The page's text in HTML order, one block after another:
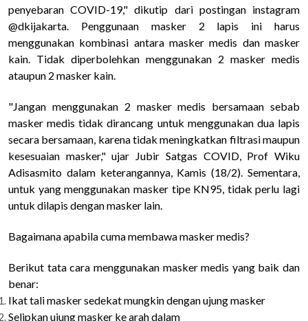
penyebaran COVID-19," dikutip dari postingan instagram
@dkijakarta. Penggunaan masker 2 lapis ini harus
menggunakan kombinasi antara masker medis dan masker
kain. Tidak diperbolehkan menggunakan 2 masker medis
ataupun 2 masker kain.
"Jangan menggunakan 2 masker medis bersamaan sebab
masker medis tidak dirancang untuk menggunakan dua lapis
secara bersamaan, karena tidak meningkatkan filtrasi maupun
kesesuaian masker," ujar Jubir Satgas COVID, Prof Wiku
Adisasmito dalam keterangannya, Kamis (18/2). Sementara,
untuk yang menggunakan masker tipe KN95, tidak perlu lagi
untuk dilapis dengan masker lain.
Bagaimana apabila cuma membawa masker medis?
Berikut tata cara menggunakan masker medis yang baik dan
benar:
Ikat tali masker sedekat mungkin dengan ujung masker
Selipkan ujung masker ke arah dalam